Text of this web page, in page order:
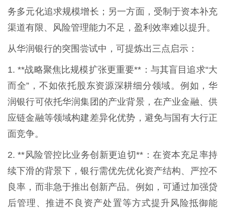
务多元化追求规模增长；另一方面，受制于资本补充
渠道有限、风险管理能力不足，盈利效率难以提升。
从华润银行的突围尝试中，可提炼出三点启示：
1. **战略聚焦比规模扩张更重要**：与其盲目追求“大
而全”，不如依托股东资源深耕细分领域。例如，华
润银行可依托华润集团的产业背景，在产业金融、供
应链金融等领域构建差异化优势，避免与国有大行正
面竞争。
2. **风险管控比业务创新更迫切**：在资本充足率持
续下滑的背景下，银行需优先优化资产结构、严控不
良率，而非急于推出创新产品。例如，可通过加强贷
后管理、推进不良资产处置等方式提升风险抵御能